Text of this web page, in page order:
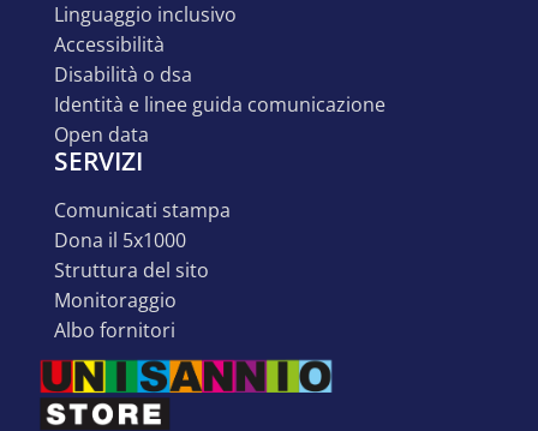
linguaggio inclusivo
accessibilità
disabilità o dsa
identità e linee guida comunicazione
open data
SERVIZI
comunicati stampa
dona il 5x1000
struttura del sito
monitoraggio
albo fornitori